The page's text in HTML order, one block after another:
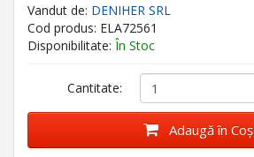
Vandut de: DENIHER SRL
Cod produs: ELA72561
Disponibilitate: În Stoc
Cantitate:
Adaugă în Coş